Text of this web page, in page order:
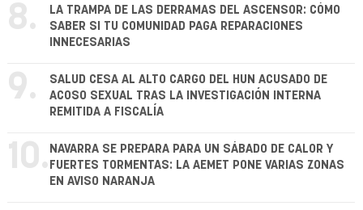
8.
LA TRAMPA DE LAS DERRAMAS DEL ASCENSOR: CÓMO
SABER SI TU COMUNIDAD PAGA REPARACIONES
INNECESARIAS
9.
SALUD CESA AL ALTO CARGO DEL HUN ACUSADO DE
ACOSO SEXUAL TRAS LA INVESTIGACIÓN INTERNA
REMITIDA A FISCALÍA
10. NAVARRA SE PREPARA PARA UN SÁBADO DE CALOR Y
FUERTES TORMENTAS: LA AEMET PONE VARIAS ZONAS
EN AVISO NARANJA